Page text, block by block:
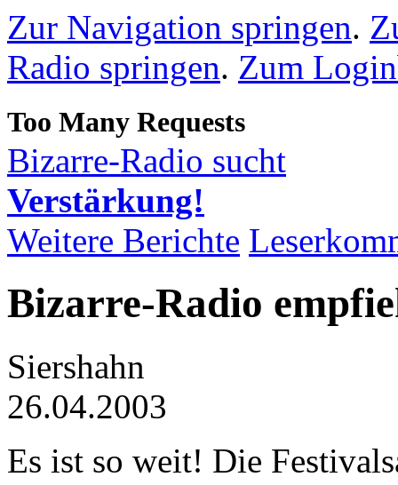
Zur Navigation springen.
Radio springen. Zum
Bizarre-Radio sucht
Verstärkung!
Weitere Berichte
Bizarre-Radio
Siershahn
26.04.2003
Es ist so weit! Die